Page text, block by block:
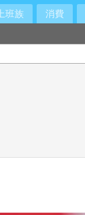
上班族 消費